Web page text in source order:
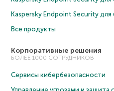
Kaspersky Endpoint Security
Все продукты
Корпоративные решения
БОЛЕЕ 1000 СОТРУДНИКОВ
Сервисы кибербезопасности